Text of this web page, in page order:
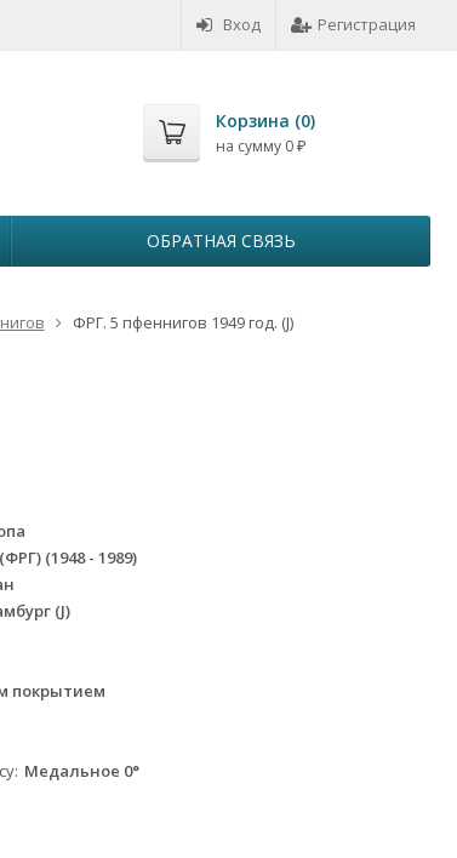
Вход Регистрация
Корзина (0)
на сумму 0 ₽
ОБРАТНАЯ СВЯЗЬ
ФРГ. 5 пфеннигов 1949 год. (J)
(1948 - 1989)
(J)
покрытием
Медальное 0°